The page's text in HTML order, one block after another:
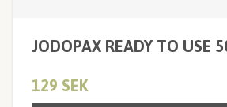
JODOPAX READY TO USE
129 SEK